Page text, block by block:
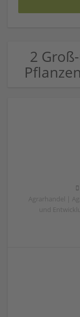
2
Agrarhandel |
und